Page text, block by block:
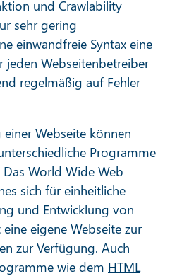
und Crawlability
sehr gering
einwandfreie Syntax eine
jeden Webseitenbetreiber
regelmäßig auf Fehler
Webseite können
Programme
World Wide Web
sich für einheitliche
und Entwicklung von
eigene Webseite zur
zur Verfügung. Auch
wie dem HTML